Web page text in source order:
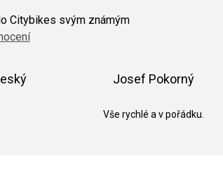
Citybikes svým známým
Josef Pokorný
Vše rychlé a v pořádku.